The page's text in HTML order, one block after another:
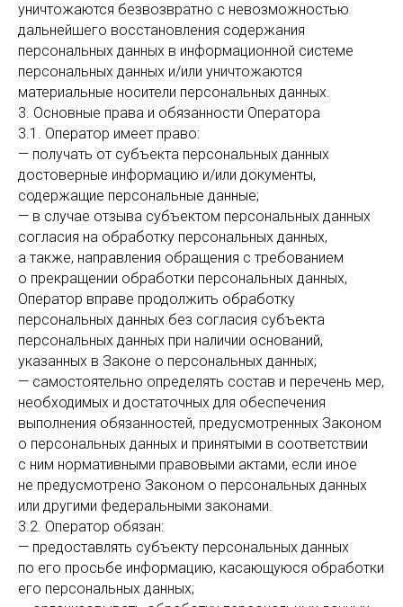
уничтожаются безвозвратно с невозможностью
дальнейшего восстановления содержания
персональных данных в информационной системе
персональных данных и/или уничтожаются
материальные носители персональных данных.
3. Основные права и обязанности Оператора
3.1. Оператор имеет право:
— получать от субъекта персональных данных
достоверные информацию и/или документы,
содержащие персональные данные;
— в случае отзыва субъектом персональных данных
согласия на обработку персональных данных,
а также, направления обращения с требованием
о прекращении обработки персональных данных,
Оператор вправе продолжить обработку
персональных данных без согласия субъекта
персональных данных при наличии оснований,
указанных в Законе о персональных данных;
— самостоятельно определять состав и перечень мер,
необходимых и достаточных для обеспечения
выполнения обязанностей, предусмотренных Законом
о персональных данных и принятыми в соответствии
с ним нормативными правовыми актами, если иное
не предусмотрено Законом о персональных данных
или другими федеральными законами.
3.2. Оператор обязан:
— предоставлять субъекту персональных данных
по его просьбе информацию, касающуюся обработки
его персональных данных;